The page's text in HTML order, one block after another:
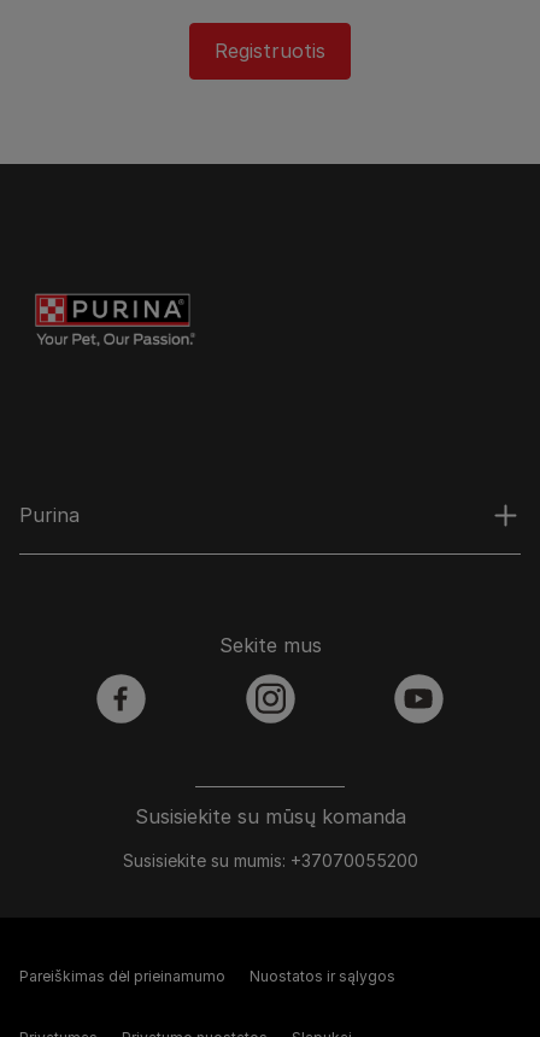
Registruotis
Purina
Susisiekite su mūsų komanda
Susisiekite su mumis: +37070055200
Sekite mus
facebook instagram youtube
Pareiškimas dėl prieinamumo Nuostatos ir sąlygos